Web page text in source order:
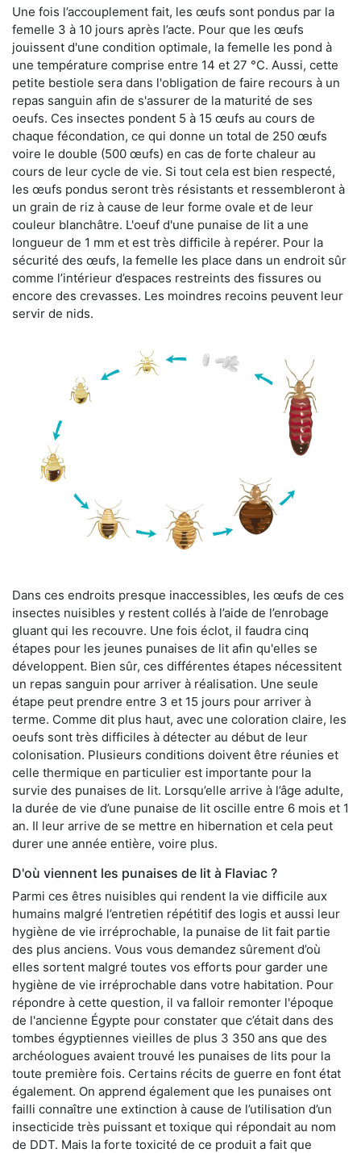
Une fois l’accouplement fait, les œufs sont pondus par la
femelle 3 à 10 jours après l’acte. Pour que les œufs
jouissent d'une condition optimale, la femelle les pond à
une température comprise entre 14 et 27 °C. Aussi, cette
petite bestiole sera dans l'obligation de faire recours à un
repas sanguin afin de s'assurer de la maturité de ses
oeufs. Ces insectes pondent 5 à 15 œufs au cours de
chaque fécondation, ce qui donne un total de 250 œufs
voire le double (500 œufs) en cas de forte chaleur au
cours de leur cycle de vie. Si tout cela est bien respecté,
les œufs pondus seront très résistants et ressembleront à
un grain de riz à cause de leur forme ovale et de leur
couleur blanchâtre. L'oeuf d'une punaise de lit a une
longueur de 1 mm et est très difficile à repérer. Pour la
sécurité des œufs, la femelle les place dans un endroit sûr
comme l’intérieur d’espaces restreints des fissures ou
encore des crevasses. Les moindres recoins peuvent leur
servir de nids.
Dans ces endroits presque inaccessibles, les œufs de ces
insectes nuisibles y restent collés à l’aide de l’enrobage
gluant qui les recouvre. Une fois éclot, il faudra cinq
étapes pour les jeunes punaises de lit afin qu'elles se
développent. Bien sûr, ces différentes étapes nécessitent
un repas sanguin pour arriver à réalisation. Une seule
étape peut prendre entre 3 et 15 jours pour arriver à
terme. Comme dit plus haut, avec une coloration claire, les
oeufs sont très difficiles à détecter au début de leur
colonisation. Plusieurs conditions doivent être réunies et
celle thermique en particulier est importante pour la
survie des punaises de lit. Lorsqu’elle arrive à l’âge adulte,
la durée de vie d’une punaise de lit oscille entre 6 mois et 1
an. Il leur arrive de se mettre en hibernation et cela peut
durer une année entière, voire plus.
D'où viennent les punaises de lit à Flaviac ?
Parmi ces êtres nuisibles qui rendent la vie difficile aux
humains malgré l’entretien répétitif des logis et aussi leur
hygiène de vie irréprochable, la punaise de lit fait partie
des plus anciens. Vous vous demandez sûrement d’où
elles sortent malgré toutes vos efforts pour garder une
hygiène de vie irréprochable dans votre habitation. Pour
répondre à cette question, il va falloir remonter l'époque
de l'ancienne Égypte pour constater que c’était dans des
tombes égyptiennes vieilles de plus 3 350 ans que des
archéologues avaient trouvé les punaises de lits pour la
toute première fois. Certains récits de guerre en font état
également. On apprend également que les punaises ont
failli connaître une extinction à cause de l’utilisation d’un
insecticide très puissant et toxique qui répondait au nom
de DDT. Mais la forte toxicité de ce produit a fait que